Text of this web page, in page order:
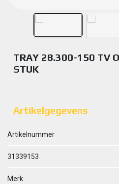
TRAY 28.300-150 TV
STUK
Artikelgegevens
Artikelnummer
31339153
Merk